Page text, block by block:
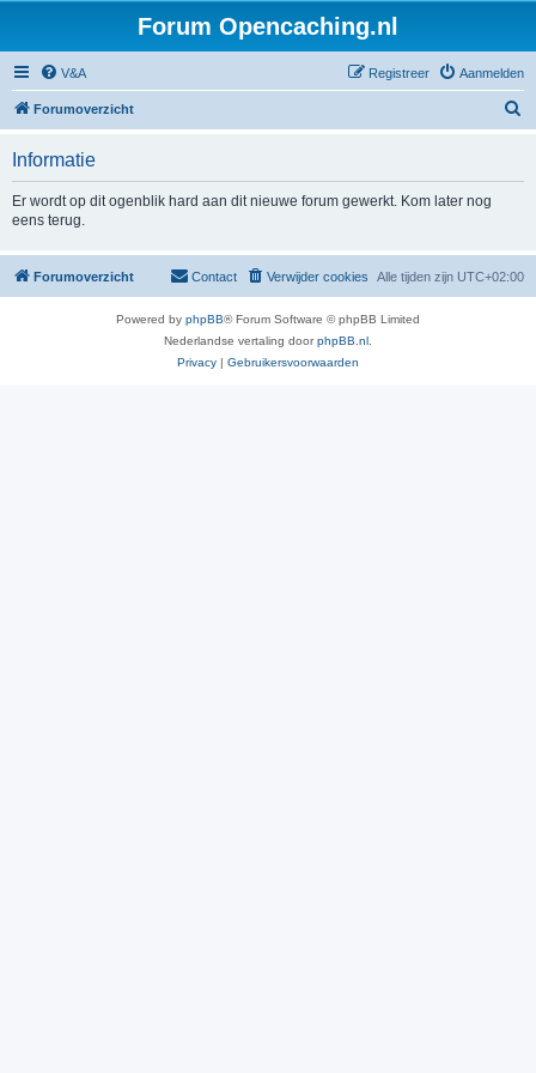
Forum Opencaching.nl
V&A Aanmelden
Registreer
Forumoverzicht
Informatie
Er wordt op dit ogenblik hard aan dit nieuwe forum gewerkt. Kom later nog
eens terug.
Forumoverzicht Alle tijden zijn UTC+02:00
Verwijder cookies
Contact
Powered by phpBB® Forum Software © phpBB Limited
Nederlandse vertaling doorphpBB.nl
Privacy | Gebruikersvoorwaarden